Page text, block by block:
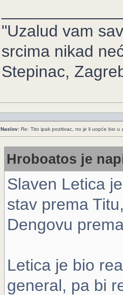
"Uzalud vam
srcima nikad
Stepinac,
Naslov: Re: Tito ipak pozitivac, no je li uopće bio u
Hroboatos je
Slaven Letica
stav prema
Dengovu
Letica je bio
general, pa bi